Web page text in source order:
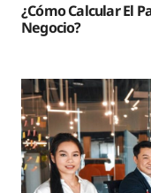
¿Cómo Calcular El
Negocio?